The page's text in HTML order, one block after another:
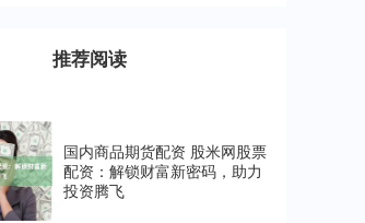
推荐阅读
国内商品期货配资 股米网股票
配资：解锁财富新密码，助力
投资腾飞